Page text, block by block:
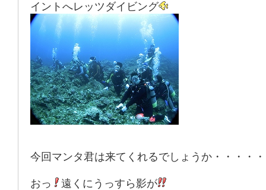
イントへレッツダイビング
今回マンタ君は来てくれるでしょうか・・・・
おっ 遠くにうっすら影が